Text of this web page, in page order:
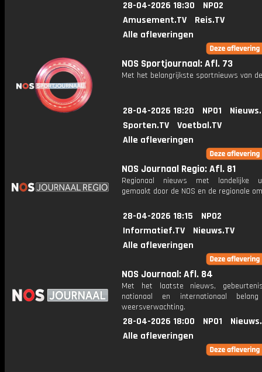
28-04-2026 18:30
NPO2
Amusement.TV
Reis.TV
Alle afleveringen
NOS Sportjournaal: Afl. 73
Met het belangrijkste sportnieuws van
28-04-2026 18:20 NPO1
Sporten.TV
Voetbal.TV
Alle afleveringen
NOS Journaal Regio: Afl. 81
Regionaal nieuws met landelijke
gemaakt door de NOS en de regionale
28-04-2026 18:15
NPO2
Informatief.TV
Nieuws.TV
Alle afleveringen
NOS Journaal: Afl. 84
Met het laatste nieuws,
nationaal en internationaal
weersverwachting.
28-04-2026 18:00 NPO1
Alle afleveringen